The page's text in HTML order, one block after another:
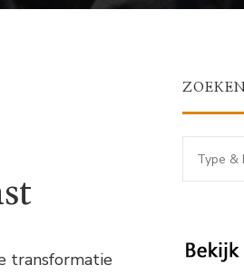
transformatie
ZOEKEN
Looking
for